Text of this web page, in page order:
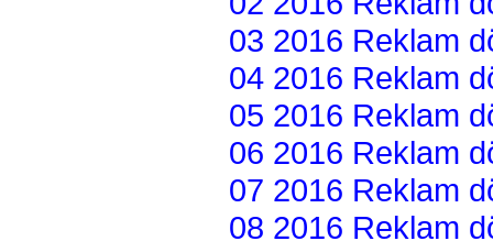
03 2016 Reklam
04 2016 Reklam
05 2016 Reklam
06 2016 Reklam
07 2016 Reklam
08 2016 Reklam